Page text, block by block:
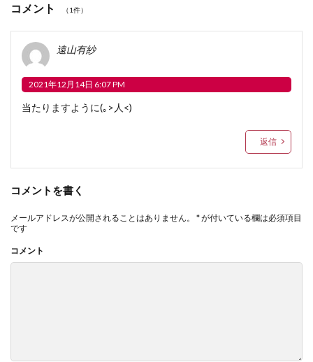
コメント （1件）
遠山有紗
2021年12月14日 6:07 PM
当たりますように(｡>人<)
返信
コメントを書く
メールアドレスが公開されることはありません。 *が付いている欄は必須項目
です
コメント